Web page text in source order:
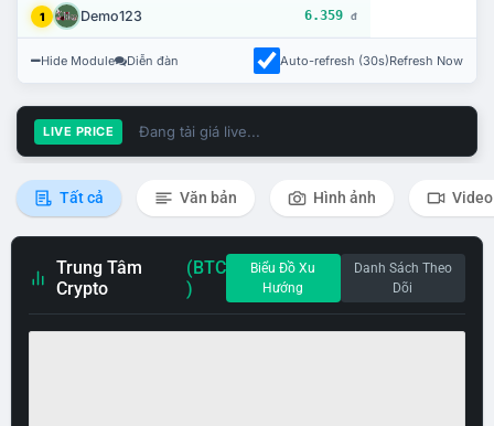
1 Demo123 6.359 đ
Hide Module Diễn đàn Auto-refresh (30s)Refresh Now
LIVE PRICE Đang tải giá live...
Tất cả Văn bản Hình ảnh Video
Trung Tâm
Crypto
(BTC
)
Biểu Đồ Xu
Hướng
Danh Sách Theo
Dõi